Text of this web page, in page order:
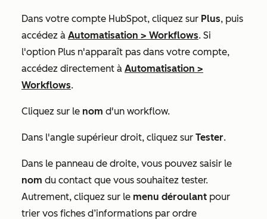
Dans votre compte HubSpot, cliquez sur Plus, puis
accédez à Automatisation > Workflows. Si
l'option Plus n'apparaît pas dans votre compte,
accédez directement à Automatisation >
Workflows.
Cliquez sur le nom d'un workflow.
Dans l'angle supérieur droit, cliquez sur Tester.
Dans le panneau de droite, vous pouvez saisir le
nom du contact que vous souhaitez tester.
Autrement, cliquez sur le menu déroulant pour
trier vos fiches d’informations par ordre